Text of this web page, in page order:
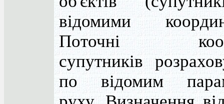
відомими
Поточні
супутників
по відомим